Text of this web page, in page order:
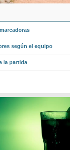
según el equipo
la partida